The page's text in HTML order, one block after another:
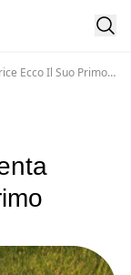
Ecco Il Suo Primo